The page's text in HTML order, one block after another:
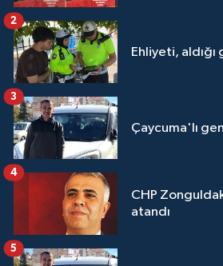
Ehliyeti,
2
Çaycuma'lı
3
CHP
atandı
4
5